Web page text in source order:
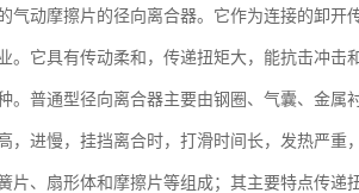
气动摩擦片的径向离合器。它作为连接的卸开
。它具有传动柔和，传递扭矩大，能抗击冲击
。普通型径向离合器主要由钢圈、气囊、金属
，进慢，挂挡离合时，打滑时间长，发热严重
片、扇形体和摩擦片等组成；其主要特点传递